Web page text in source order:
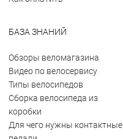
БАЗА ЗНАНИЙ
Обзоры веломагазина
Видео по велосервису
Типы велосипедов
Сборка велосипеда из
коробки
Для чего нужны контактные